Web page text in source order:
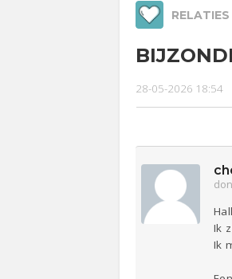
RELATIES
28-05-2026 18:54
Ik
Ik